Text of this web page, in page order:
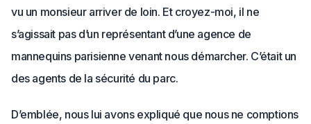
vu un monsieur arriver de loin. Et croyez-moi, il ne
s’agissait pas d’un représentant d’une agence de
mannequins parisienne venant nous démarcher. C’était un
des agents de la sécurité du parc.
D’emblée, nous lui avons expliqué que nous ne comptions